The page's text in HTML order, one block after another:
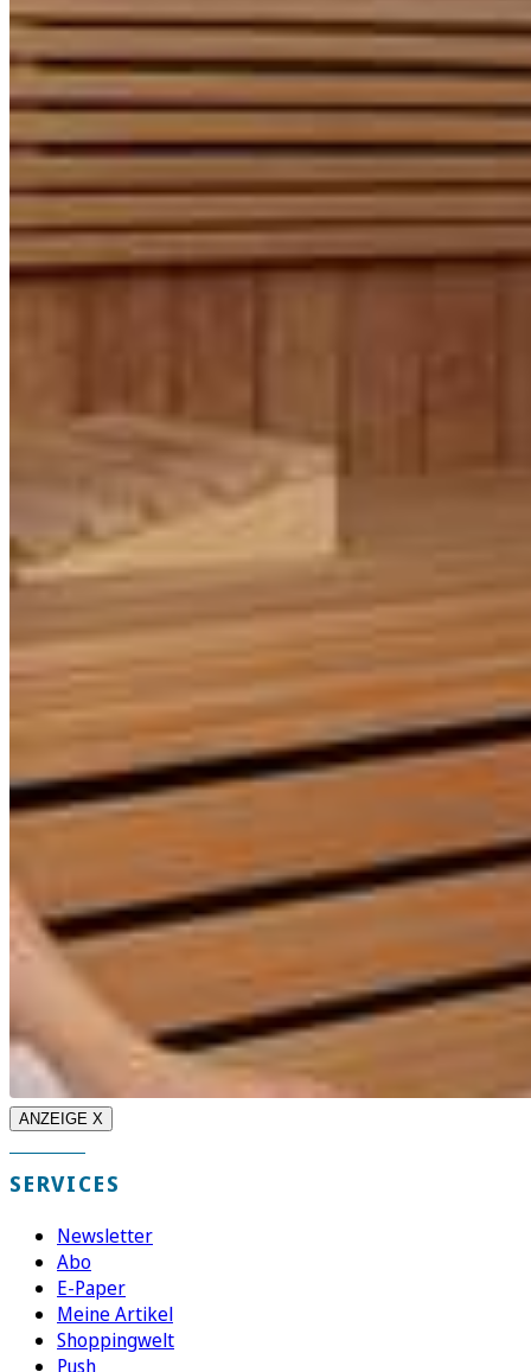
ANZEIGE X
SERVICES
Newsletter
Abo
E-Paper
Meine Artikel
Shoppingwelt
Push